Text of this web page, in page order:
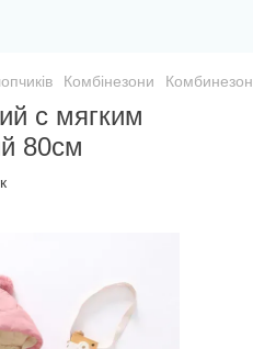
Комбінезони
с мягким
80см